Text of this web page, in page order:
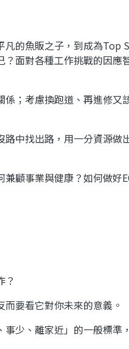
的魚販之子，到成為
面對各種工作挑戰的因應
；考慮換跑道、再進修
中找出路，用一分資源
顧事業與健康？如何做
？
要看它對你未來的意義。
少、離家近」的一般標